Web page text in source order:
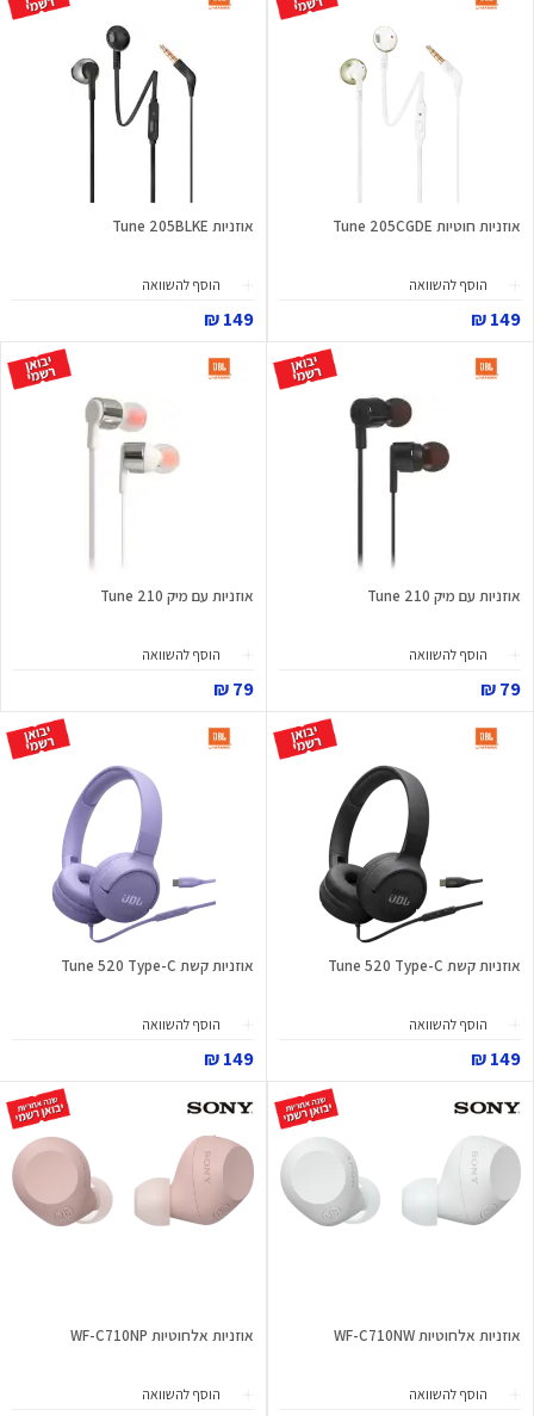
אוזניות חוטיות Tune 205CGDE
הוסף להשוואה
149 ₪
אוזניות Tune 205BLKE
הוסף להשוואה
149 ₪
אוזניות עם מיק Tune 210
הוסף להשוואה
79 ₪
אוזניות עם מיק Tune 210
הוסף להשוואה
79 ₪
אוזניות קשת Tune 520 Type-C
הוסף להשוואה
149 ₪
אוזניות קשת Tune 520 Type-C
הוסף להשוואה
149 ₪
אוזניות אלחוטיות WF-C710NW
הוסף להשוואה
אוזניות אלחוטיות WF-C710NP
הוסף להשוואה